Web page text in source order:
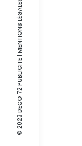
© 2023 DECO 72 PUBLICITE
| MENTIONS LÉGALES